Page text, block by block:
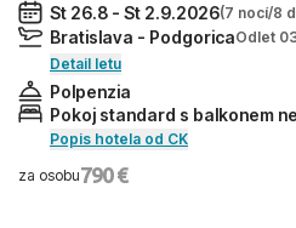
St 26.8 - St 2.9.2026(7 nocí/8
Bratislava - PodgoricaOdlet
Detail letu
Polpenzia
Pokoj standard s balkonem
Popis hotela od CK
za osobu790 €